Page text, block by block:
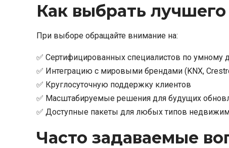
Как выбрать
При выборе обращайте внимание на:
✅ Сертифицированных специалистов по умному
✅ Интеграцию с мировыми брендами (KNX,
✅ Круглосуточную поддержку клиентов
✅ Масштабируемые решения для будущих
✅ Доступные пакеты для любых типов
Часто задаваемые